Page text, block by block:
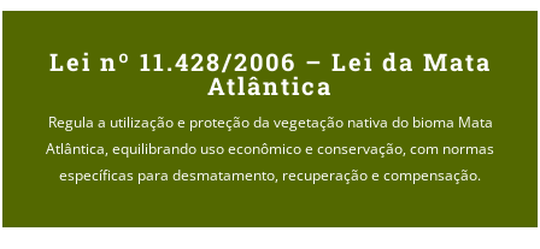
Lei nº 11.428/2006 – Lei da Mata
Atlântica
Regula a utilização e proteção da vegetação nativa do bioma Mata
Atlântica, equilibrando uso econômico e conservação, com normas
específicas para desmatamento, recuperação e compensação.